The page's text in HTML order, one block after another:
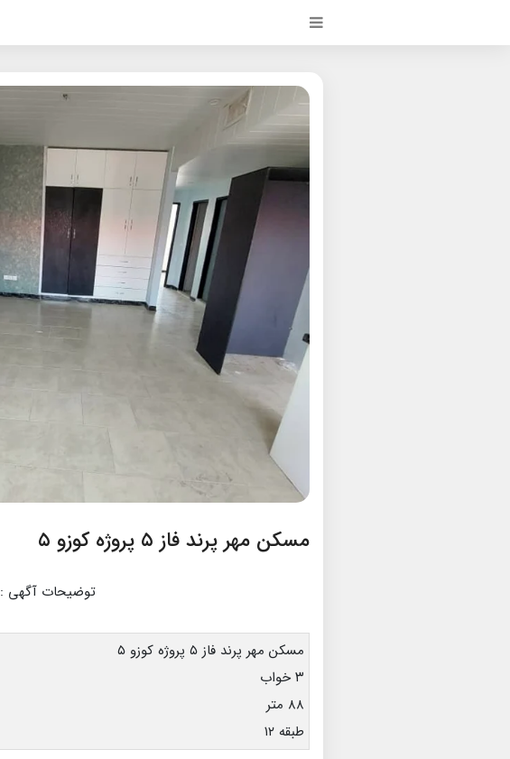
مسکن مهر پرند فاز ۵ پروژه کوزو ۵
توضیحات آگهی :
مسکن مهر پرند فاز ۵ پروژه کوزو ۵
۳ خواب
۸۸ متر
طبقه ۱۲